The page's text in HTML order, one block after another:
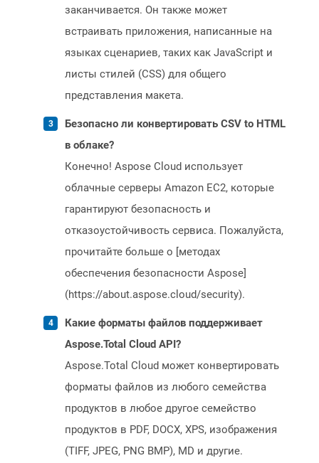
заканчивается. Он также может
встраивать приложения, написанные на
языках сценариев, таких как JavaScript и
листы стилей (CSS) для общего
представления макета.
Безопасно ли конвертировать CSV to HTML
в облаке?
Конечно! Aspose Cloud использует
облачные серверы Amazon EC2, которые
гарантируют безопасность и
отказоустойчивость сервиса. Пожалуйста,
прочитайте больше о [методах
обеспечения безопасности Aspose]
(https://about.aspose.cloud/security).
Какие форматы файлов поддерживает
Aspose.Total Cloud API?
Aspose.Total Cloud может конвертировать
форматы файлов из любого семейства
продуктов в любое другое семейство
продуктов в PDF, DOCX, XPS, изображения
(TIFF, JPEG, PNG BMP), MD и другие.